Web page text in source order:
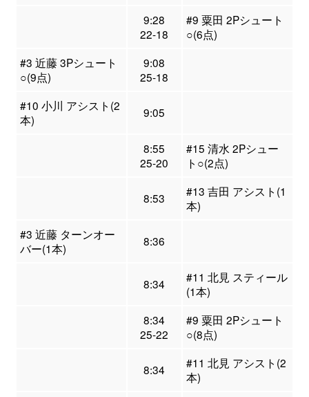
9:28
22-18
#9 粟田 2Pシュート
○(6点)
#3 近藤 3Pシュート
○(9点)
9:08
25-18
#10 小川 アシスト(2
本)
9:05
8:55
25-20
#15 清水 2Pシュー
ト○(2点)
8:53
#13 吉田 アシスト(1
本)
#3 近藤 ターンオー
バー(1本)
8:36
8:34
#11 北見 スティール
(1本)
8:34
25-22
#9 粟田 2Pシュート
○(8点)
8:34
#11 北見 アシスト(2
本)